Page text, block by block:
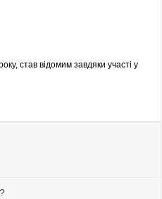
став відомим завдяки участі у